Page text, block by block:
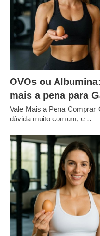
OVOs ou
mais a pena para
Vale Mais a Pena Comprar
dúvida muito comum, e…